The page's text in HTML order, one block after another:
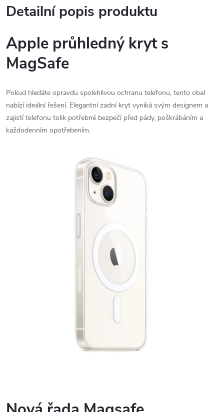
Detailní popis produktu
Apple průhledný kryt s
MagSafe
Pokud hledáte opravdu spolehlivou ochranu telefonu, tento obal
nabízí ideální řešení. Elegantní zadní kryt vyniká svým designem a
zajistí telefonu tolik potřebné bezpečí před pády, poškrábáním a
každodenním opotřebením.